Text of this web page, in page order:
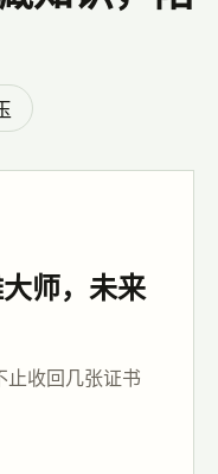
师，未来
止收回几张证书